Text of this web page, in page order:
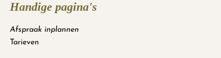
Handige pagina's
Afspraak inplannen
Tarieven